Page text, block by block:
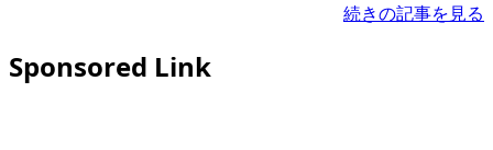
続きの記事を見る
Sponsored Link